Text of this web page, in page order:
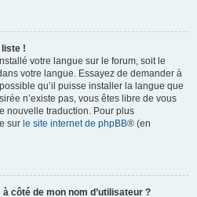
liste !
votre langue sur le forum, soit le
votre langue. Essayez de demander à
qu’il puisse installer la langue que
n’existe pas, vous êtes libre de vous
nouvelle traduction. Pour plus
sur le site internet de phpBB® (en
côté de mon nom d’utilisateur ?